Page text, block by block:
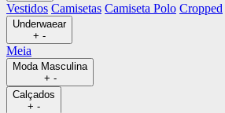
Vestidos Camisetas Camiseta Polo Cropped
Underwaear
+ -
Meia
Moda Masculina
+ -
Calçados
+ -